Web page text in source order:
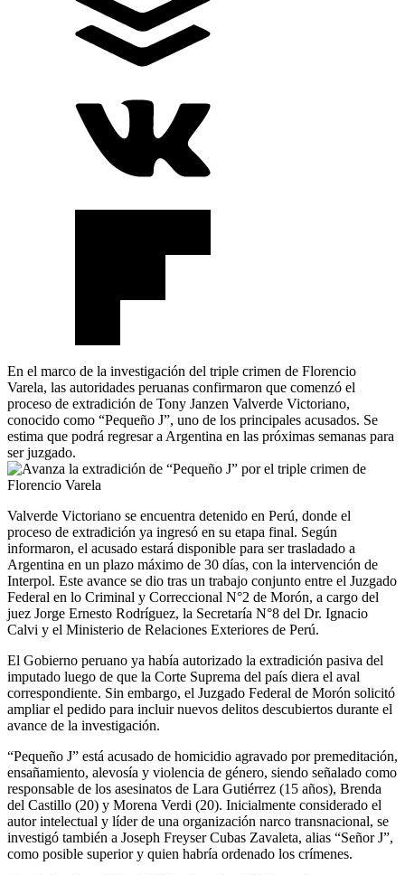
En el marco de la investigación del triple crimen de Florencio
Varela, las autoridades peruanas confirmaron que comenzó el
proceso de extradición de Tony Janzen Valverde Victoriano,
conocido como “Pequeño J”, uno de los principales acusados. Se
estima que podrá regresar a Argentina en las próximas semanas para
ser juzgado.
Valverde Victoriano se encuentra detenido en Perú, donde el
proceso de extradición ya ingresó en su etapa final. Según
informaron, el acusado estará disponible para ser trasladado a
Argentina en un plazo máximo de 30 días, con la intervención de
Interpol. Este avance se dio tras un trabajo conjunto entre el Juzgado
Federal en lo Criminal y Correccional N°2 de Morón, a cargo del
juez Jorge Ernesto Rodríguez, la Secretaría N°8 del Dr. Ignacio
Calvi y el Ministerio de Relaciones Exteriores de Perú.
El Gobierno peruano ya había autorizado la extradición pasiva del
imputado luego de que la Corte Suprema del país diera el aval
correspondiente. Sin embargo, el Juzgado Federal de Morón solicitó
ampliar el pedido para incluir nuevos delitos descubiertos durante el
avance de la investigación.
“Pequeño J” está acusado de homicidio agravado por premeditación,
ensañamiento, alevosía y violencia de género, siendo señalado como
responsable de los asesinatos de Lara Gutiérrez (15 años), Brenda
del Castillo (20) y Morena Verdi (20). Inicialmente considerado el
autor intelectual y líder de una organización narco transnacional, se
investigó también a Joseph Freyser Cubas Zavaleta, alias “Señor J”,
como posible superior y quien habría ordenado los crímenes.